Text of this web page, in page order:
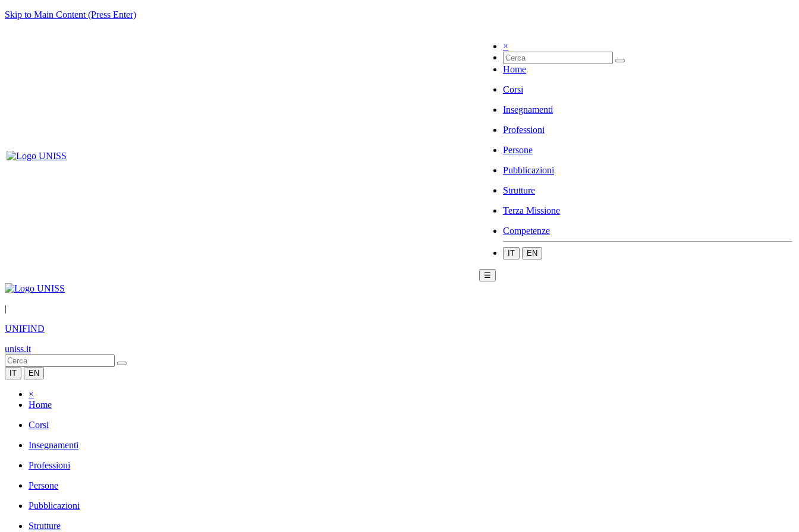
Skip to Main Content (Press Enter)
×
Home
Corsi
Insegnamenti
Professioni
Persone
Pubblicazioni
Strutture
Terza Missione
Competenze
IT EN
☰
|
UNIFIND
uniss.it
IT EN
×
Home
Corsi
Insegnamenti
Professioni
Persone
Pubblicazioni
Strutture